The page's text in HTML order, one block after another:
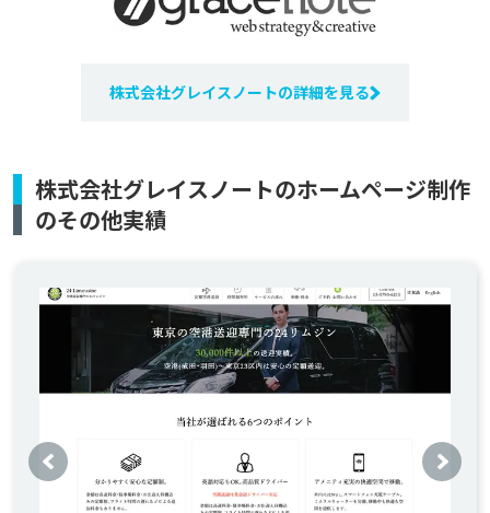
株式会社グレイスノートの詳細を見る
株式会社グレイスノートのホームページ制作
のその他実績